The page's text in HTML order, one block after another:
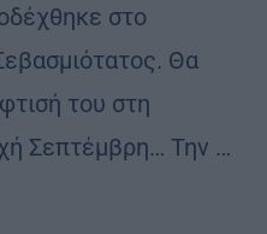
στο
Θα
του στη
Σεπτέμβρη… Την …